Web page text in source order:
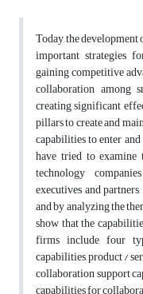
Today, the
important strategies
gaining competitive
collaboration
creating significant
pillars to create and
capabilities to enter
have tried to
technology
executives and
and by analyzing the
show that the
firms include four
capabilities, product /
collaboration support